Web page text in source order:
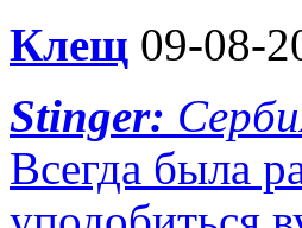
Клещ 09-08-
Stinger:
Всегда была